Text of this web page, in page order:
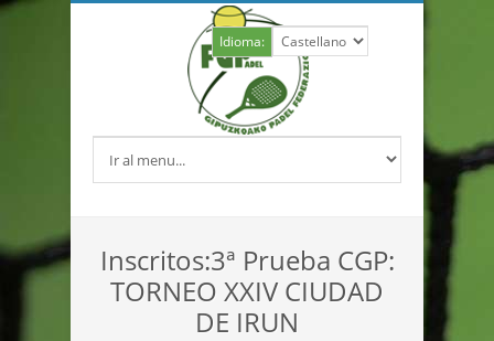
Idioma:
Inscritos:3ª Prueba CGP:
TORNEO XXIV CIUDAD
DE IRUN